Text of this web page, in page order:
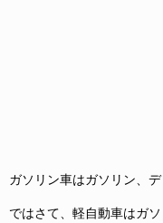
ガソリン車はガソリン、
ではさて、軽自動車はガ